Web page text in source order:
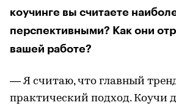
коучинге вы считаете
перспективными? Как они
вашей работе?
— Я считаю, что главный
практический подход. Коучи